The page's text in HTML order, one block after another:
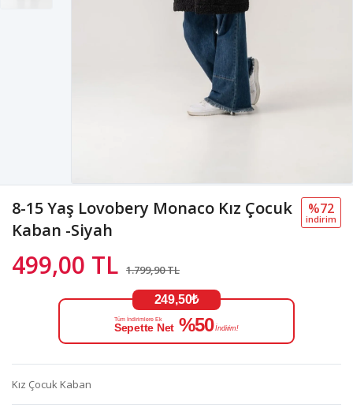
8-15 Yaş Lovobery Monaco Kız Çocuk
Kaban -Siyah
499,00 TL 1.799,90 TL
%72
i̇ndi̇ri̇m
249,50₺
Tüm İndirimlere Ek
Sepette Net %50 İndirim!
Kız Çocuk Kaban